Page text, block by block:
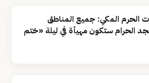
الحرم المكي: جميع المناطق
الحرام ستكون مهيأة في ليلة «ختم